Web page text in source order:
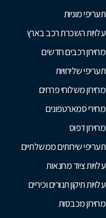
תעריפי מוניות
עלויות השכרת רכב בארץ
מחירון רכבים חדשים
תעריפי שליחויות
מחירון משלוחי פרחים
מחירי סמארטפונים
מחירון דפוס
תעריפי שירותים ממשלתיים
עלויות ציוד מחנאות
עלויות תיקון תנורים וכיריים
מחירון מכבסות